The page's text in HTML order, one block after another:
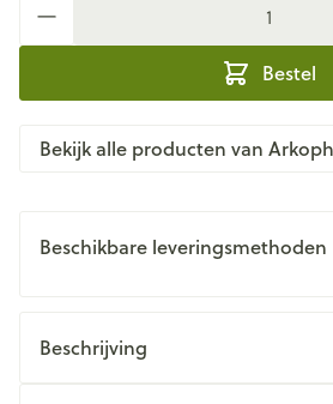
Bestel
Bekijk alle producten van
Beschikbare leveringsmethoden
Beschrijving